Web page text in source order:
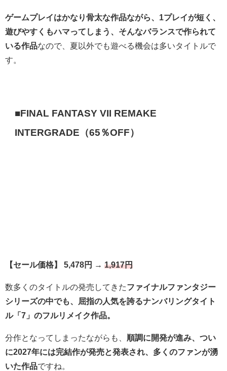
ゲームプレイはかなり骨太な作品ながら、1プレイが短く、
遊びやすくもハマってしまう、そんなバランスで作られて
いる作品なので、夏以外でも遊べる機会は多いタイトルで
す。
■FINAL FANTASY VII REMAKE
INTERGRADE（65％OFF）
【セール価格】 5,478円 → 1,917円
数多くのタイトルの発売してきたファイナルファンタジー
シリーズの中でも、屈指の人気を誇るナンバリングタイト
ル「7」のフルリメイク作品。
分作となってしまったながらも、
順調に開発が進み、つい
に2027年には完結作が発売と発表され、多くのファンが湧
いた作品ですね。